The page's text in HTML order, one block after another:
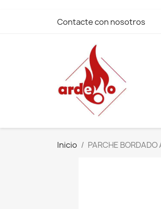
Contacte con nosotros
Inicio PARCHE BORDADO